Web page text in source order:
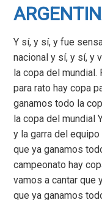
Y sí, y sí, y fue
nacional y sí, y sí, y
la copa del
para rato hay copa
ganamos todo la
la copa del mundial
y la garra del
que ya ganamos
campeonato hay
vamos a cantar que
que ya ganamos